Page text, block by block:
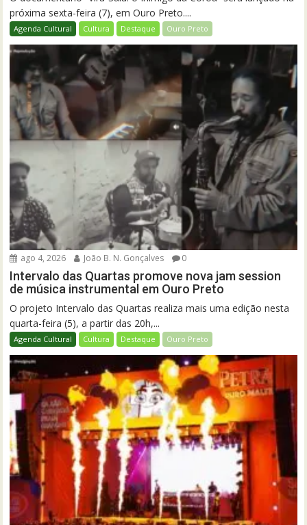
próxima sexta-feira (7), em Ouro Preto....
Agenda Cultural Cultura Destaque Ouro Preto
ago 4, 2026 João B. N. Gonçalves 0
Intervalo das Quartas promove nova jam session
de música instrumental em Ouro Preto
O projeto Intervalo das Quartas realiza mais uma edição nesta
quarta-feira (5), a partir das 20h,...
Agenda Cultural Cultura Destaque Ouro Preto